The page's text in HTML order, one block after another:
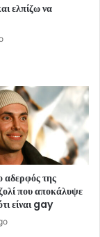
ελπίζω να
αδερφός της
που αποκάλυψε
είναι gay